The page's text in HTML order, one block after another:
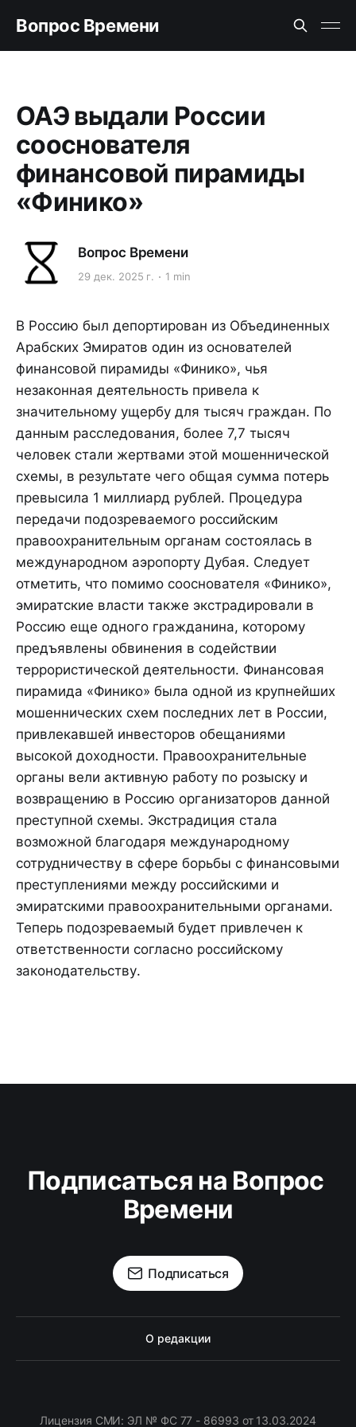
Вопрос Времени
ОАЭ выдали России
сооснователя
финансовой пирамиды
«Финико»
Вопрос Времени
29 дек. 2025 г. 1 min
В Россию был депортирован из Объединенных
Арабских Эмиратов один из основателей
финансовой пирамиды «Финико», чья
незаконная деятельность привела к
значительному ущербу для тысяч граждан. По
данным расследования, более 7,7 тысяч
человек стали жертвами этой мошеннической
схемы, в результате чего общая сумма потерь
превысила 1 миллиард рублей. Процедура
передачи подозреваемого российским
правоохранительным органам состоялась в
международном аэропорту Дубая. Следует
отметить, что помимо сооснователя «Финико»,
эмиратские власти также экстрадировали в
Россию еще одного гражданина, которому
предъявлены обвинения в содействии
террористической деятельности. Финансовая
пирамида «Финико» была одной из крупнейших
мошеннических схем последних лет в России,
привлекавшей инвесторов обещаниями
высокой доходности. Правоохранительные
органы вели активную работу по розыску и
возвращению в Россию организаторов данной
преступной схемы. Экстрадиция стала
возможной благодаря международному
сотрудничеству в сфере борьбы с финансовыми
преступлениями между российскими и
эмиратскими правоохранительными органами.
Теперь подозреваемый будет привлечен к
ответственности согласно российскому
законодательству.
Подписаться на Вопрос
Времени
Подписаться
О редакции
Лицензия СМИ: ЭЛ № ФС 77 - 86993 от 13.03.2024